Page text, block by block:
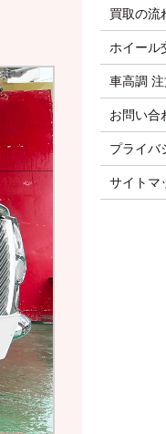
買取の流
ホイール
車高調
お問い合
プライバ
サイトマ